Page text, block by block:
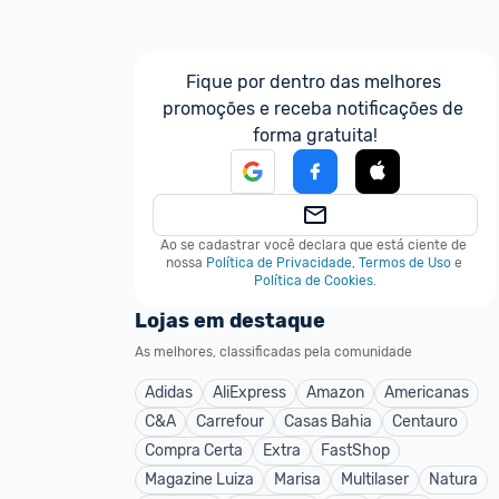
Fique por dentro das melhores
promoções e receba notificações de
forma gratuita!
Ao se cadastrar você declara que está ciente de
nossa Política de Privacidade, Termos de Uso e
Política de Cookies.
Lojas em destaque
As melhores, classificadas pela comunidade
Adidas AliExpress Amazon
Americanas
C&A
Carrefour Casas Bahia
Centauro
Compra Certa
Extra
FastShop
Magazine Luiza
Marisa Multilaser
Natura